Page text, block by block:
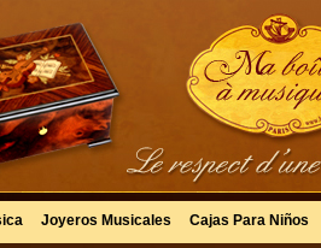
Joyeros Musicales Cajas Para Niños